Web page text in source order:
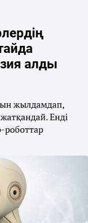
алды
жылдамдап,
Енді
роботтар